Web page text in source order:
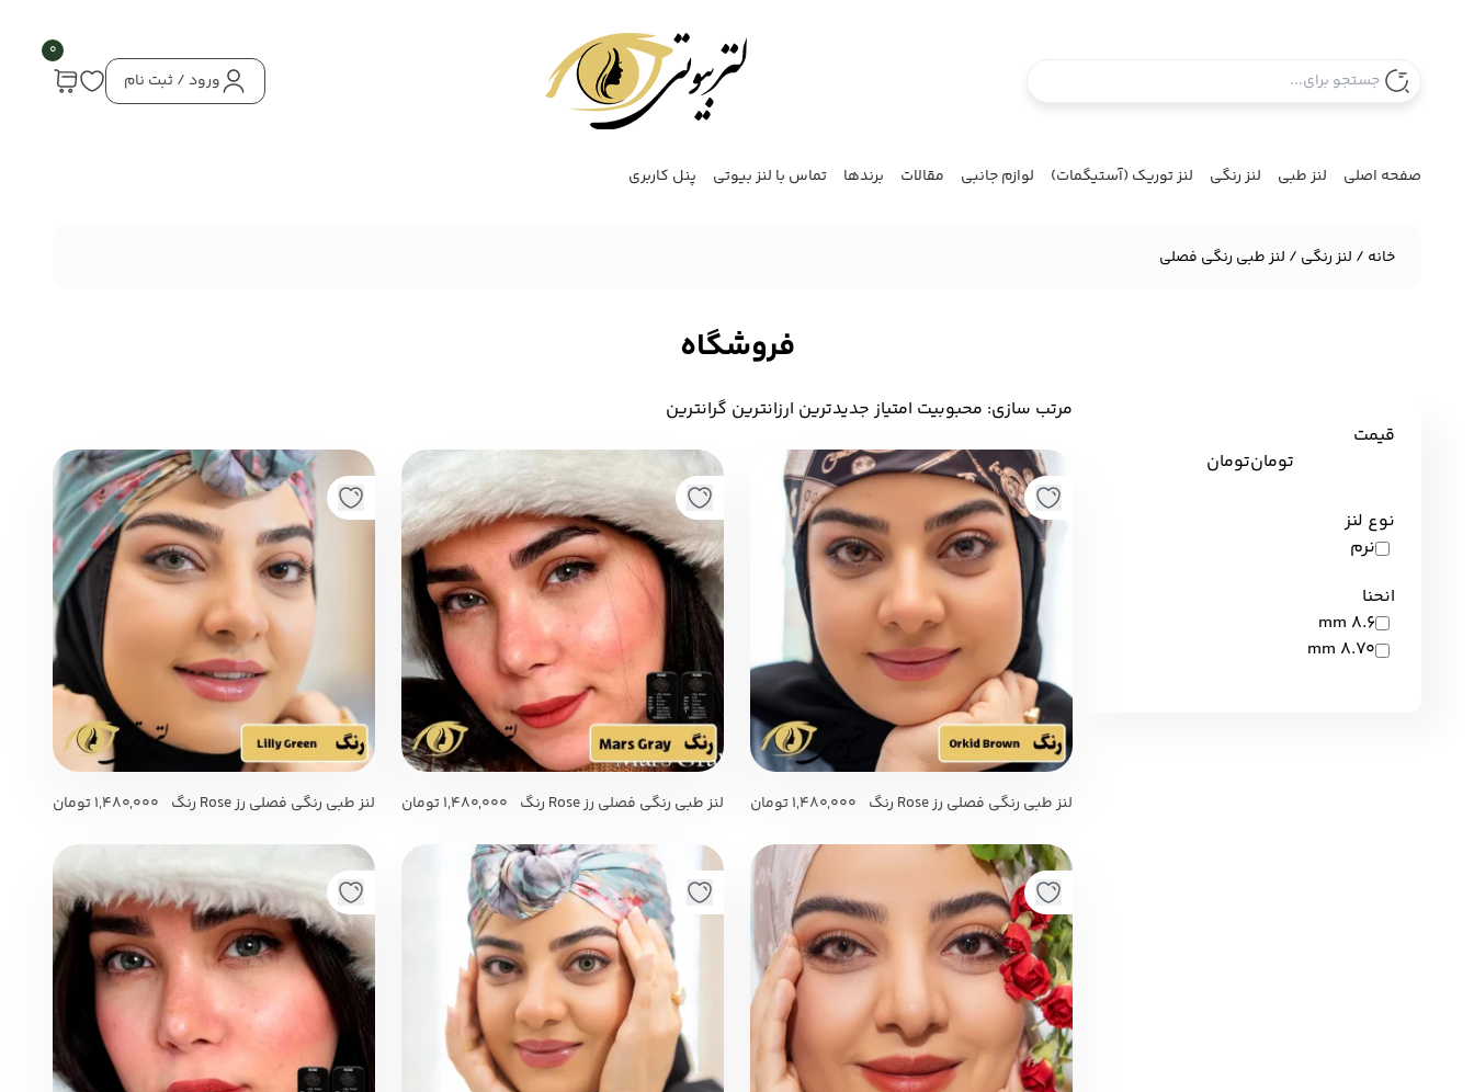
ورود / ثبت نام
0
صفحه اصلی لنز طبی لنز رنگی لنز توریک (آستیگمات) لوازم جانبی مقالات برندها تماس با لنز بیوتی پنل کاربری
خانه / لنز رنگی / لنز طبی رنگی فصلی
فروشگاه
قیمت
تومانتومان
نوع لنز
نرم
انحنا
8.6 mm
8.70 mm
مرتب سازی: ‌ محبوبیت ‌ امتیاز‌ جدیدترین ‌ ارزانترین ‌ گرانترین
لنز طبی رنگی فصلی رز Rose رنگ 1,480,000تومان
لنز طبی رنگی فصلی رز Rose رنگ 1,480,000تومان
لنز طبی رنگی فصلی رز Rose رنگ 1,480,000تومان